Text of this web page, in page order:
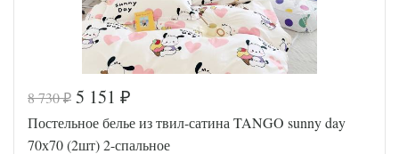
Код товара
577-895
Артикул
TT1246
8 730₽ 5 151 ₽
Постельное белье из твил-сатина TANGO sunny day
70х70 (2шт) 2-спальное